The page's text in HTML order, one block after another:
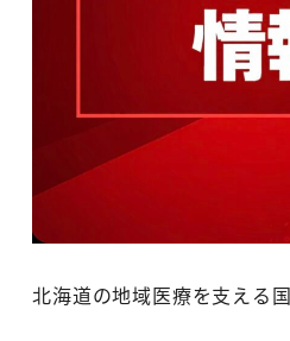
北海道の地域医療を支える